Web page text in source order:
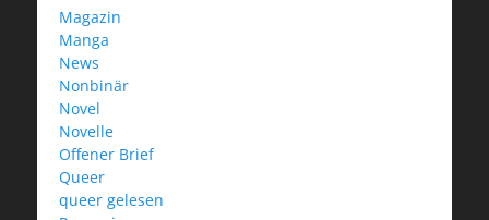
Magazin
Manga
News
Nonbinär
Novel
Novelle
Offener Brief
Queer
queer gelesen